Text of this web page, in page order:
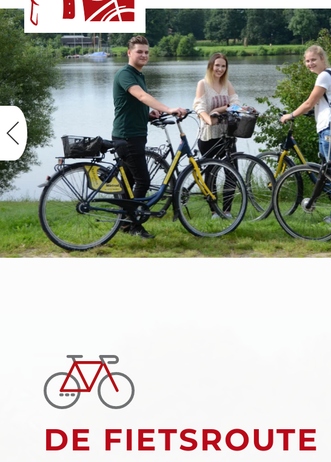
DE FIETSROUTE